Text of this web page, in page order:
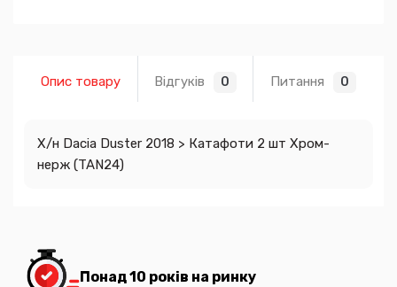
Опис товару Відгуків 0 Питання 0
Х/н Dacia Duster 2018 > Катафоти 2 шт Хром-
нерж (TAN24)
Понад 10 років на ринку